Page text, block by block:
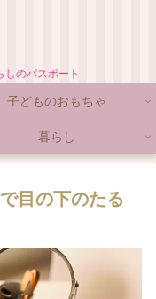
しのパスポート
子どものおもちゃ
暮らし
目の下のたる